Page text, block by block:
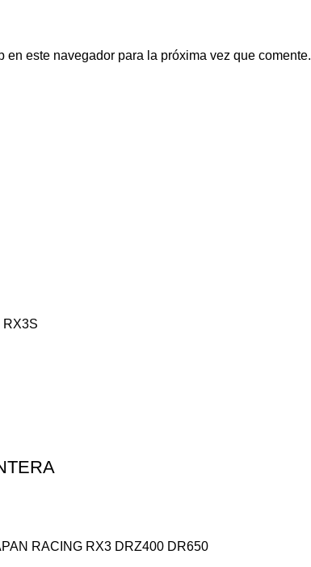
este navegador para la próxima vez que comente.
RX3S
RACING RX3 DRZ400 DR650